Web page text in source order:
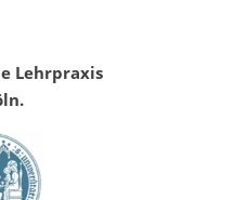
Lehrpraxis